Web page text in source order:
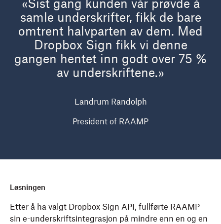
«Sist gang kunden vår prøvde å
samle underskrifter, fikk de bare
omtrent halvparten av dem. Med
Dropbox Sign fikk vi denne
gangen hentet inn godt over 75 %
av underskriftene.»
Landrum Randolph
President of RAAMP
Løsningen
Etter å ha valgt Dropbox Sign API, fullførte RAAMP
sin e-underskriftsintegrasjon på mindre enn en og en